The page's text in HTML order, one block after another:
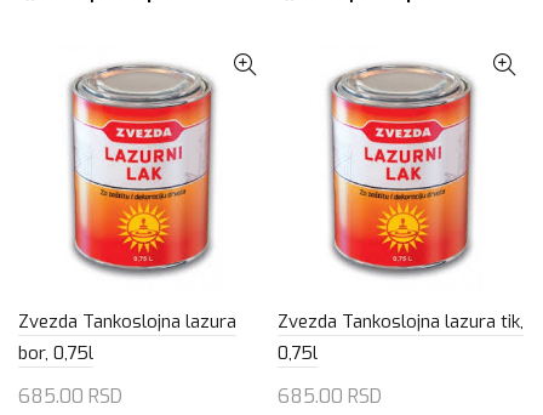
Zvezda Tankoslojna lazura
bor, 0,75l
685.00 RSD
Zvezda Tankoslojna lazura tik,
0,75l
685.00 RSD